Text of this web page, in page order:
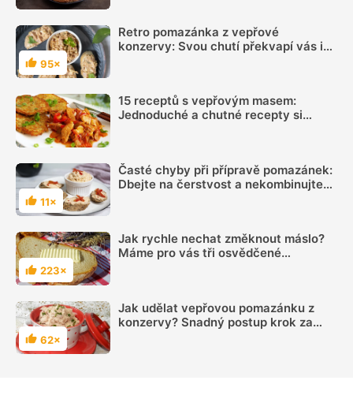
Hodnocení
95×
Retro pomazánka z vepřové
konzervy: Svou chutí překvapí vás i
15 receptů s vepřovým masem:
Jednoduché a chutné recepty si
Hodnocení
11×
Časté chyby při přípravě pomazánek:
Dbejte na čerstvost a nekombinujte
Hodnocení
223×
Jak rychle nechat změknout máslo?
Máme pro vás tři osvědčené
Hodnocení
62×
Jak udělat vepřovou pomazánku z
konzervy? Snadný postup krok za